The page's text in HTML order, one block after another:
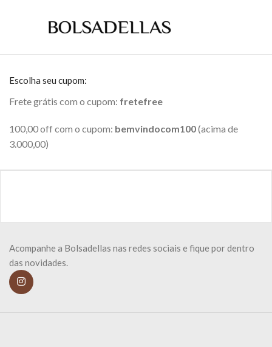
Escolha seu cupom:
Frete grátis com o cupom: fretefree
100,00 off com o cupom: bemvindocom100(acima de
3.000,00)
Acompanhe a Bolsadellas nas redes sociais e fique por dentro
das novidades.